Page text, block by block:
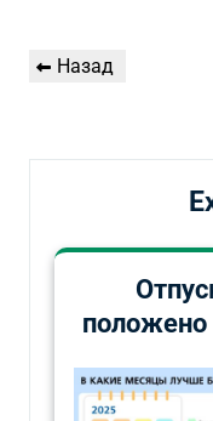
Навигация
Предыдущая
Назад
положено